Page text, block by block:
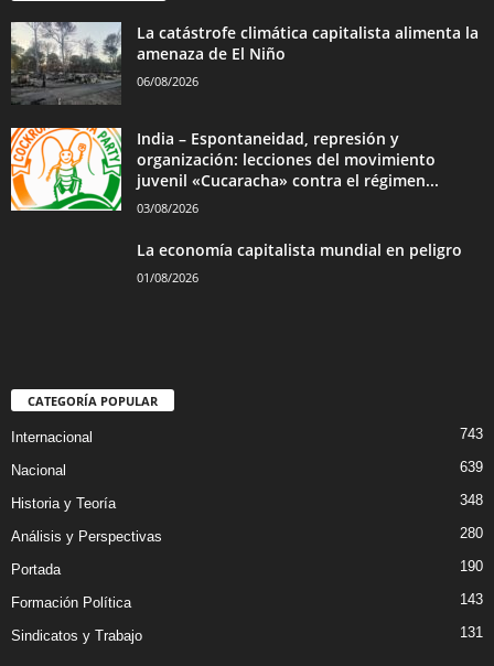
La catástrofe climática capitalista alimenta la
amenaza de El Niño
06/08/2026
India – Espontaneidad, represión y
organización: lecciones del movimiento
juvenil «Cucaracha» contra el régimen...
03/08/2026
La economía capitalista mundial en peligro
01/08/2026
CATEGORÍA POPULAR
Internacional 743
Nacional 639
Historia y Teoría 348
Análisis y Perspectivas 280
Portada 190
Formación Política 143
Sindicatos y Trabajo 131